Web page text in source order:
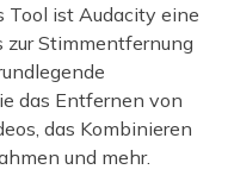
Tool ist Audacity eine
Stimmentfernung
das Entfernen von
das Kombinieren
und mehr.